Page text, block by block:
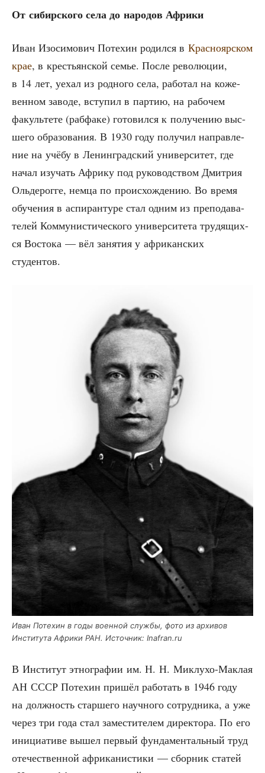
От сибир­ско­го села до наро­дов Африки
Иван Изо­си­мо­вич Поте­хин родил­ся в Крас­но­яр­ском
крае, в кре­стьян­ской семье. После рево­лю­ции,
в 14 лет, уехал из род­но­го села, рабо­тал на коже­
вен­ном заво­де, всту­пил в пар­тию, на рабо­чем
факуль­те­те (раб­фа­ке) гото­вил­ся к полу­че­нию выс­
ше­го обра­зо­ва­ния. В 1930 году полу­чил направ­ле­
ние на учё­бу в Ленин­град­ский уни­вер­си­тет, где
начал изу­чать Афри­ку под руко­вод­ством Дмит­рия
Оль­де­рог­ге, нем­ца по про­ис­хож­де­нию. Во вре­мя
обу­че­ния в аспи­ран­ту­ре стал одним из пре­по­да­ва­
те­лей Ком­му­ни­сти­че­ско­го уни­вер­си­те­та тру­дя­щих­
ся Восто­ка — вёл заня­тия у афри­кан­ских
студентов.
Иван Поте­хин в годы воен­ной служ­бы, фото из архи­вов
Инсти­ту­та Афри­ки РАН. Источ­ник: Inafran.ru
В Инсти­тут этно­гра­фии им. Н. Н. Миклу­хо-Маклая
АН СССР Поте­хин при­шёл рабо­тать в 1946 году
на долж­ность стар­ше­го науч­но­го сотруд­ни­ка, а уже
через три года стал заме­сти­те­лем дирек­то­ра. По его
ини­ци­а­ти­ве вышел пер­вый фун­да­мен­таль­ный труд
оте­че­ствен­ной афри­ка­ни­сти­ки — сбор­ник ста­тей